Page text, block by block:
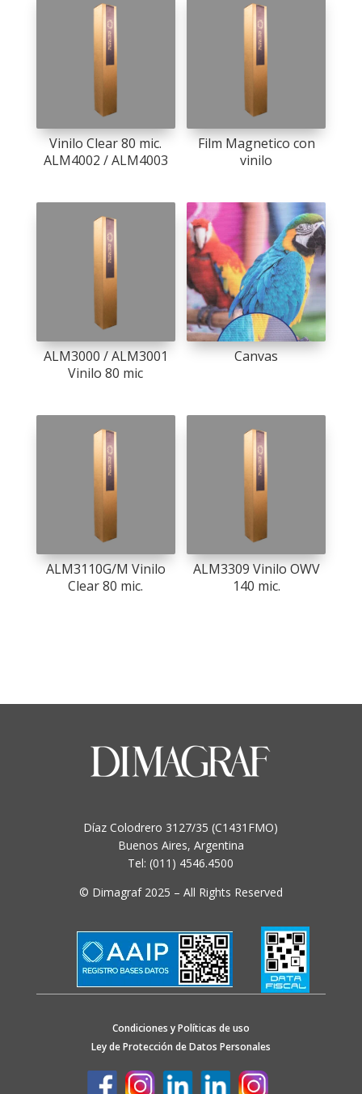
Vinilo Clear 80 mic.
ALM4002 / ALM4003
Film Magnetico con
vinilo
ALM3000 / ALM3001
Vinilo 80 mic
Canvas
ALM3110G/M Vinilo
Clear 80 mic.
ALM3309 Vinilo OWV
140 mic.
Díaz Colodrero 3127/35 (C1431FMO)
Buenos Aires, Argentina
Tel: (011) 4546.4500
© Dimagraf 2025 – All Rights Reserved
Condiciones y Políticas de uso
Ley de Protección de Datos Personales